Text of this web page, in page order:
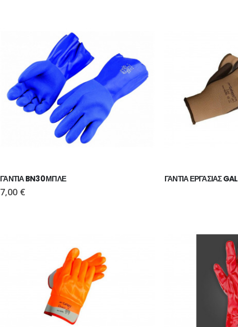
ΓΑΝΤΙΑ BN30 ΜΠΛΕ
7,00 €
ΓΑΝΤΙΑ ΕΡΓΑΣΙΑΣ
€
ΜΠΟΤΑΚΙ PAVEPORT NEO
55,00
ΜΠΟΤΑΚΙ PAVEPORT